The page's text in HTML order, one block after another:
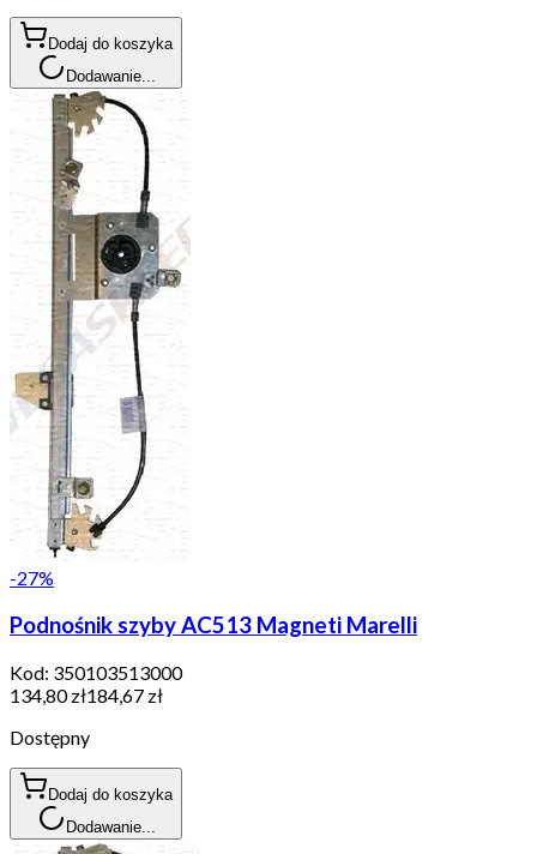
Dodaj do koszyka
Dodawanie...
-27%
Podnośnik szyby AC513 Magneti Marelli
Kod: 350103513000
134,80 zł184,67 zł
Dostępny
Dodaj do koszyka
Dodawanie...